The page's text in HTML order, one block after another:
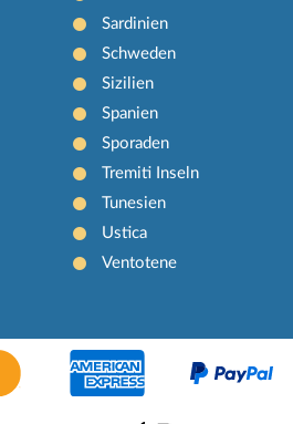
Sardinien
Schweden
Sizilien
Spanien
Sporaden
Tremiti Inseln
Tunesien
Ustica
Ventotene